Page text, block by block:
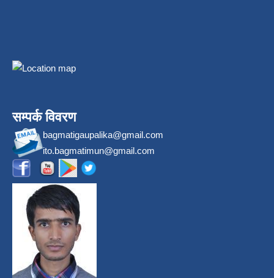
सम्पर्क विवरण
bagmatigaupalika@gmail.com
ito.bagmatimun@gmail.com